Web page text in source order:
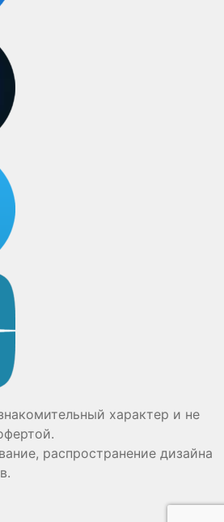
характер и не
распространение дизайна